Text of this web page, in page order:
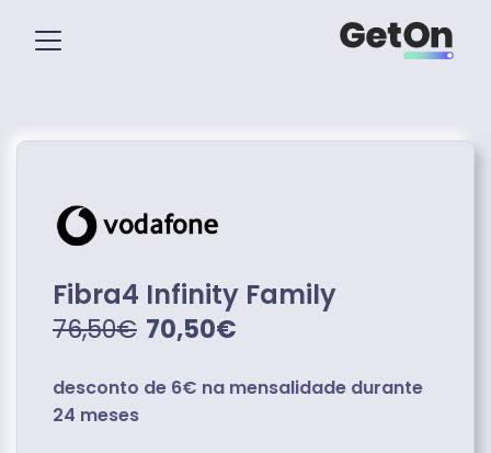
Fibra4 Infinity Family
76,50€ 70,50€
desconto de 6€ na mensalidade durante
24 meses